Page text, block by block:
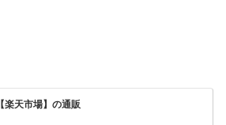
【楽天市場】の通販